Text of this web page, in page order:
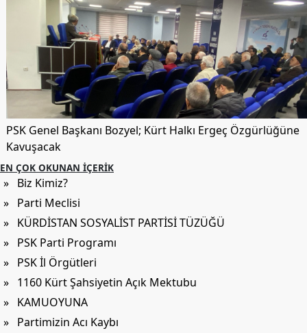
Açıklamaları
Etkinlikler
Ziyaretler
PSK
YAYıNLAR
Broşür
Bültenler
Raporlar
Deklerasyonlar
İLETIŞIM
PSK Genel Başkanı Bozyel; Kürt Halkı Ergeç Özgürlüğüne
Kavuşacak
EN ÇOK OKUNAN İÇERIK
» Biz Kimiz?
» Parti Meclisi
» KÜRDİSTAN SOSYALİST PARTİSİ TÜZÜĞÜ
» PSK Parti Programı
» PSK İl Örgütleri
» 1160 Kürt Şahsiyetin Açık Mektubu
» KAMUOYUNA
» Partimizin Acı Kaybı